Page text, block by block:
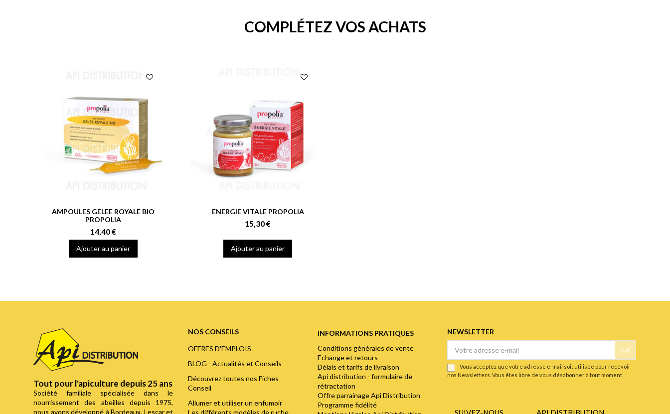
COMPLÉTEZ VOS ACHATS
AMPOULES GELEE ROYALE BIO
PROPOLIA
14,40 €
Ajouter au panier
ENERGIE VITALE PROPOLIA
15,30 €
Ajouter au panier
Tout pour l'apiculture depuis 25 ans
Société familiale spécialisée dans le
nourrissement des abeilles depuis 1975,
nous avons développé à Bordeaux, Lescar et
NOS CONSEILS
OFFRES D'EMPLOIS
BLOG - Actualités et Conseils
Découvrez toutes nos Fiches
Conseil
Allumer et utiliser un enfumoir
INFORMATIONS PRATIQUES
Conditions générales de vente
Echange et retours
Délais et tarifs de livraison
Api distribution - formulaire de
rétractation
Offre parrainage Api Distribution
Programme fidélité
NEWSLETTER
Vous acceptez que votre adresse e-mail soit utilisée pour recevoir
nos Newsletters. Vous êtes libre de vous désabonner à tout moment.